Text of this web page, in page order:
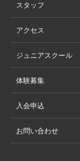
スタッフ
アクセス
ジュニアスクール
体験募集
入会申込
お問い合わせ